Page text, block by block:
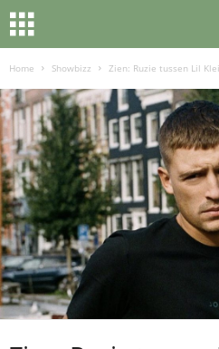
Home Showbizz Zien: Ruzie tussen Lil